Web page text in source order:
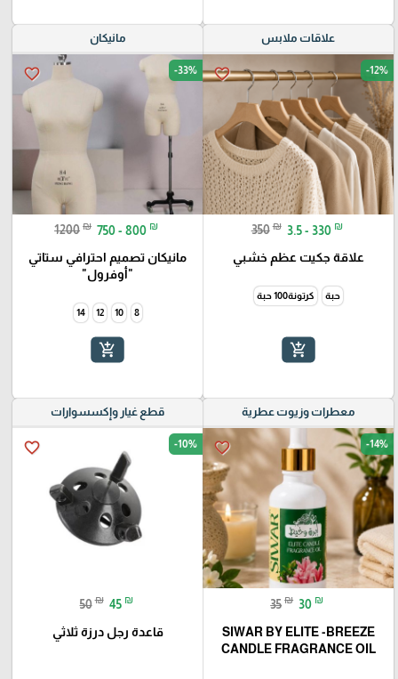
علاقات ملابس
favorite_border -12%
350 ₪ 3.5 - 330 ₪
علاقة جكيت عظم خشبي
حبة كرتونة100 حبة
add_shopping_cart
مانيكان
favorite_border -33%
1200 ₪ 750 - 800 ₪
مانيكان تصميم احترافي ستاتي
"أوفرول"
8
10
12
14
add_shopping_cart
معطرات وزيوت عطرية
favorite_border -14%
35 ₪ 30 ₪
SIWAR BY ELITE -BREEZE
CANDLE FRAGRANCE OIL
قطع غيار وإكسسوارات
favorite_border -10%
50 ₪ 45 ₪
قاعدة رجل درزة ثلاثي